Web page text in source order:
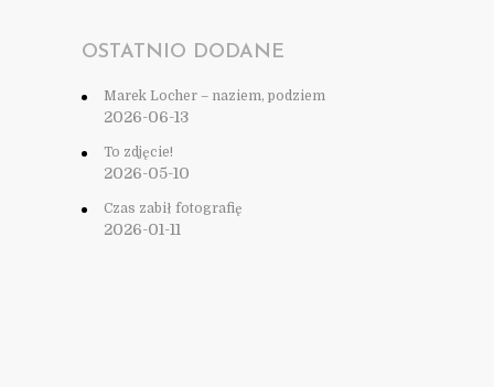
OSTATNIO DODANE
Marek Locher – naziem, podziem
2026-06-13
To zdjęcie!
2026-05-10
Czas zabił fotografię
2026-01-11